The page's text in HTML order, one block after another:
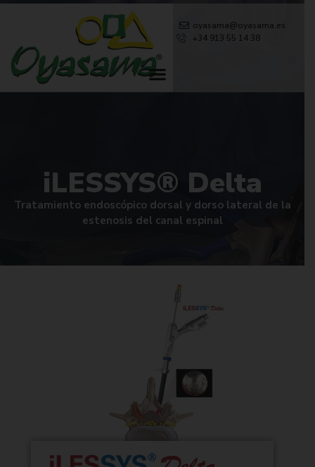
oyasama@oyasama.es
+34 913 55 14 38
iLESSYS® Delta
Tratamiento endoscópico dorsal y dorso lateral de la
estenosis del canal espinal